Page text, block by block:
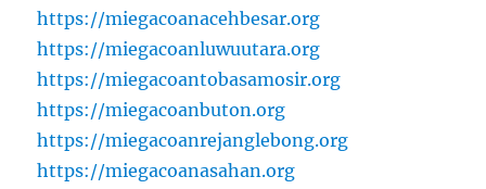
https://miegacoanacehbesar.org
https://miegacoanluwuutara.org
https://miegacoantobasamosir.org
https://miegacoanbuton.org
https://miegacoanrejanglebong.org
https://miegacoanasahan.org